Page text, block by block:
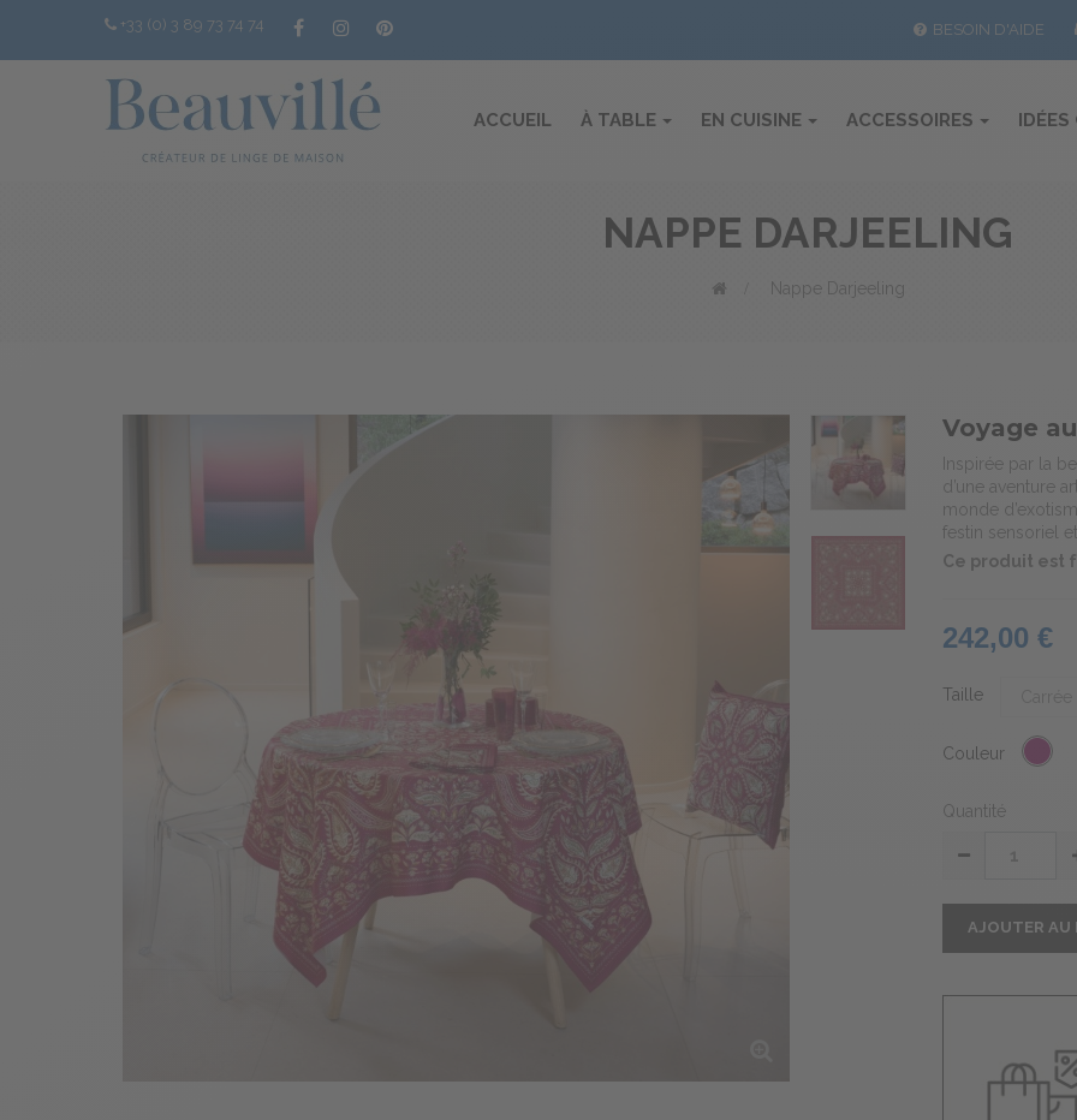
+33 (0) 3 89 73 74 74 BESOIN D'AIDE
ACCUEIL À TABLE EN CUISINE ACCESSOIRES IDÉES
Nappe Darjeeling
NAPPE DARJEELING
Voyage
Inspirée par la
d’une aventure
monde
festin sensoriel
Ce produit est
242,00 €
Taille
Couleur
Quantité
AJOUTER AU